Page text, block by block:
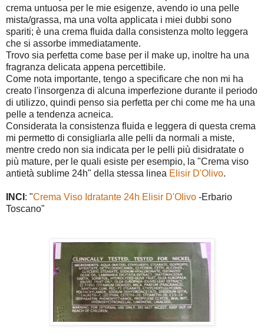
crema untuosa per le mie esigenze, avendo io una pelle
mista/grassa, ma una volta applicata i miei dubbi sono
spariti; è una crema fluida dalla consistenza molto leggera
che si assorbe immediatamente.
Trovo sia perfetta come base per il make up, inoltre ha una
fragranza delicata appena percettibile.
Come nota importante, tengo a specificare che non mi ha
creato l'insorgenza di alcuna imperfezione durante il periodo
di utilizzo, quindi penso sia perfetta per chi come me ha una
pelle a tendenza acneica.
Considerata la consistenza fluida e leggera di questa crema
mi permetto di consigliarla alle pelli da normali a miste,
mentre credo non sia indicata per le pelli più disidratate o
più mature, per le quali esiste per esempio, la "Crema viso
antietà sublime 24h" della stessa linea Elisir D'Olivo.
INCI : "Crema Viso Idratante 24h Elisir D'Olivo -Erbario
Toscano"